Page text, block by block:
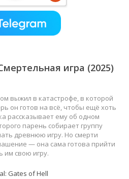
игра (2025)
выжил в катастрофе, в которой
он готов на всё, чтобы ещё хоть
рассказывает ему об одном
парень собирает группу
древнюю игру. Но смерти
— она сама готова прийти
им свою игру.
Gates of Hell